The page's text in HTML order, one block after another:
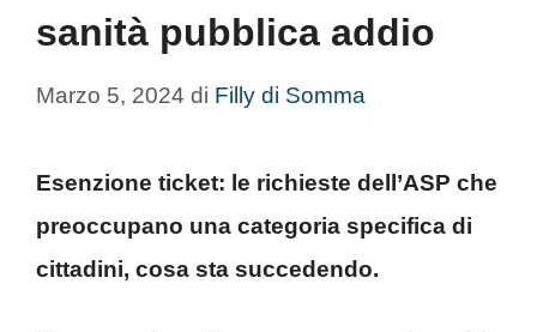
sanità pubblica addio
Marzo 5, 2024 di Filly di Somma
Esenzione ticket: le richieste dell’ASP che
preoccupano una categoria specifica di
cittadini, cosa sta succedendo.